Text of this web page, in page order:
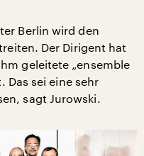
Berlin wird den
Der Dirigent hat
geleitete „ensemble
Das sei eine sehr
sagt Jurowski.